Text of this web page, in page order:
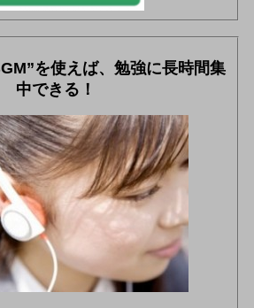
を使えば、勉強に長時間集
中できる！